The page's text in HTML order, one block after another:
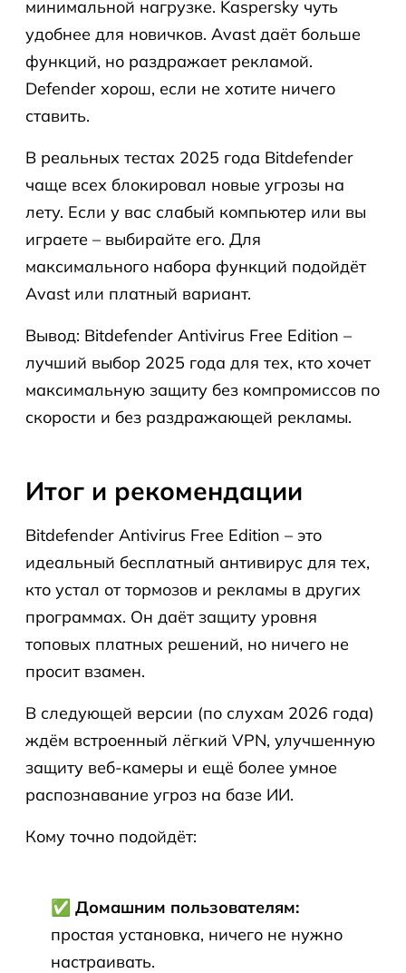
минимальной нагрузке. Kaspersky чуть
удобнее для новичков. Avast даёт больше
функций, но раздражает рекламой.
Defender хорош, если не хотите ничего
ставить.
В реальных тестах 2025 года Bitdefender
чаще всех блокировал новые угрозы на
лету. Если у вас слабый компьютер или вы
играете – выбирайте его. Для
максимального набора функций подойдёт
Avast или платный вариант.
Вывод: Bitdefender Antivirus Free Edition –
лучший выбор 2025 года для тех, кто хочет
максимальную защиту без компромиссов по
скорости и без раздражающей рекламы.
Итог и рекомендации
Bitdefender Antivirus Free Edition – это
идеальный бесплатный антивирус для тех,
кто устал от тормозов и рекламы в других
программах. Он даёт защиту уровня
топовых платных решений, но ничего не
просит взамен.
В следующей версии (по слухам 2026 года)
ждём встроенный лёгкий VPN, улучшенную
защиту веб-камеры и ещё более умное
распознавание угроз на базе ИИ.
Кому точно подойдёт:
✅ Домашним пользователям:
простая установка, ничего не нужно
настраивать.